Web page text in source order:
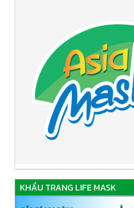
KHẨU TRANG LIFE MASK